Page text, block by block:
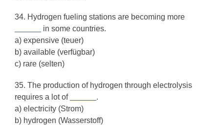
34. Hydrogen fueling stations are becoming more
in some countries.
a) expensive (teuer)
b) available (verfügbar)
c) rare (selten)
35. The production of hydrogen through electrolysis
requires a lot of
.
a) electricity (Strom)
b) hydrogen (Wasserstoff)